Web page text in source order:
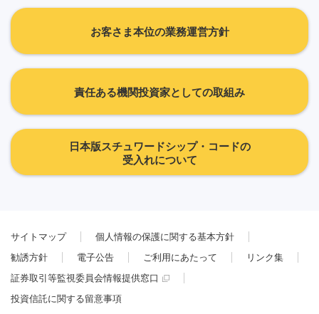
お客さま本位の業務運営方針
責任ある機関投資家としての取組み
日本版スチュワードシップ・コードの
受入れについて
サイトマップ
個人情報の保護に関する基本方針
勧誘方針
電子公告 ご利用にあたって
リンク集
証券取引等監視委員会情報提供窓口
投資信託に関する留意事項